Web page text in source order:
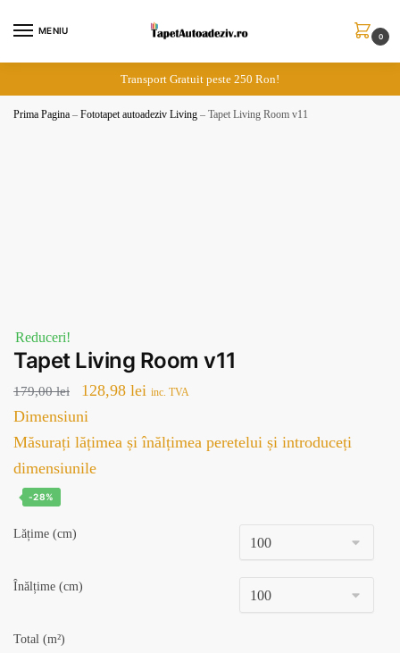
MENIU
0
Transport Gratuit peste 250 Ron!
Prima Pagina – Fototapet autoadeziv Living – Tapet Living Room v11
Reduceri!
Tapet Living Room v11
179,00lei
Prețul
inițial
a
fost:
128,98 lei Prețul
este:
inc. TVA
Dimensiuni
Măsurați lățimea și înălțimea peretelui și introduceți
dimensiunile
-28%
Lățime (cm)
Înălțime (cm)
Total (m²)